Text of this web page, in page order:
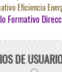
Eficiencia
Formativo
DE